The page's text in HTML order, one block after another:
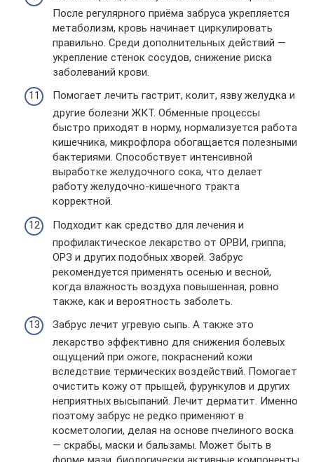
После регулярного приёма забруса укрепляется
метаболизм, кровь начинает циркулировать
правильно. Среди дополнительных действий —
укрепление стенок сосудов, снижение риска
заболеваний крови.
Помогает лечить гастрит, колит, язву желудка и
другие болезни ЖКТ. Обменные процессы
быстро приходят в норму, нормализуется работа
кишечника, микрофлора обогащается полезными
бактериями. Способствует интенсивной
выработке желудочного сока, что делает
работу желудочно-кишечного тракта
корректной.
Подходит как средство для лечения и
профилактическое лекарство от ОРВИ, гриппа,
ОРЗ и других подобных хворей. Забрус
рекомендуется применять осенью и весной,
когда влажность воздуха повышенная, ровно
также, как и вероятность заболеть.
Забрус лечит угревую сыпь. А также это
лекарство эффективно для снижения болевых
ощущений при ожоге, покраснений кожи
вследствие термических воздействий. Помогает
очистить кожу от прыщей, фурункулов и других
неприятных высыпаний. Лечит дерматит. Именно
поэтому забрус не редко применяют в
косметологии, делая на основе пчелиного воска
— скрабы, маски и бальзамы. Может быть в